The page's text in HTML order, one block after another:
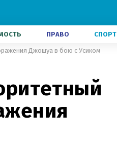
ПРАВО СПОРТ
Джошуа в бою с Усиком